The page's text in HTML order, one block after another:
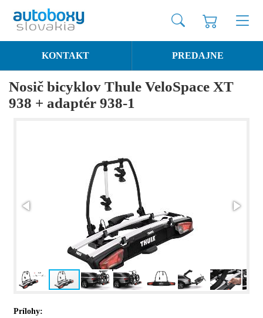
KONTAKT PREDAJNE
Nosič bicyklov Thule VeloSpace XT
938 + adaptér 938-1
Prílohy: